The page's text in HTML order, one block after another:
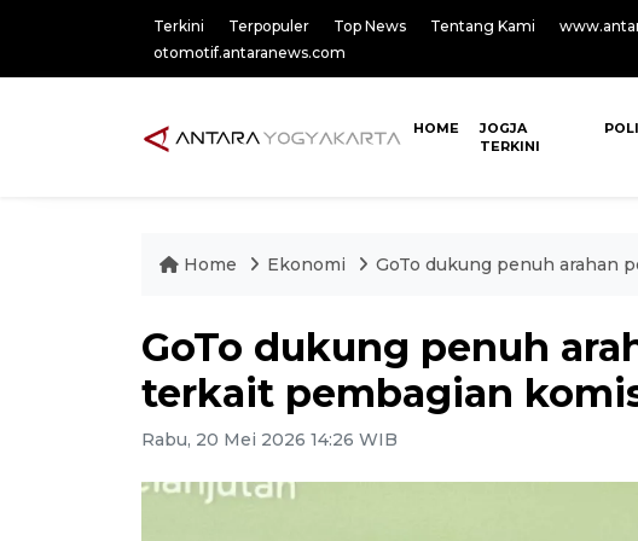
Terkini Terpopuler Top News Tentang Kami
otomotif.antaranews.com
HOME
JOGJA
TERKINI
Home Ekonomi GoTo dukung penuh arahan
GoTo dukung penuh
terkait pembagian
Rabu, 20 Mei 2026 14:26 WIB